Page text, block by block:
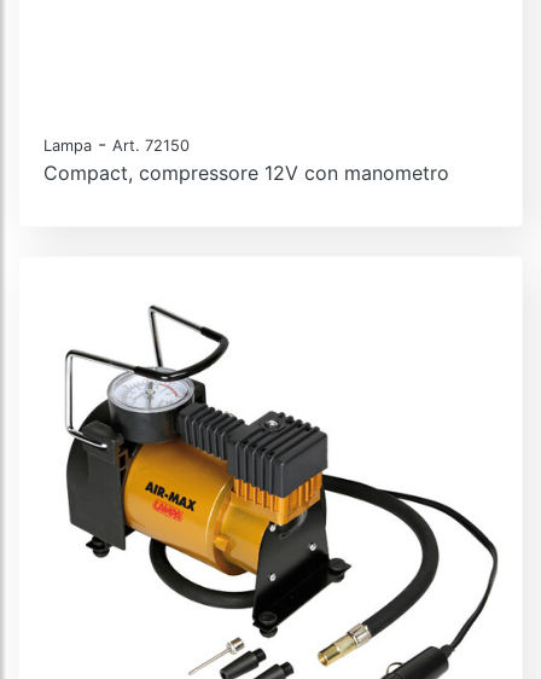
Lampa - Art. 72150
Compact, compressore 12V con manometro